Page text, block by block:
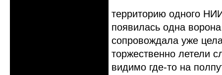
территорию одного
появилась одна
сопровождала уже
торжественно летели
видимо где-то на